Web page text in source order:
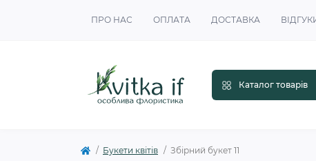
ПРО НАС ОПЛАТА ДОСТАВКА
Каталог товарів
Букети квітів Збірний букет 11